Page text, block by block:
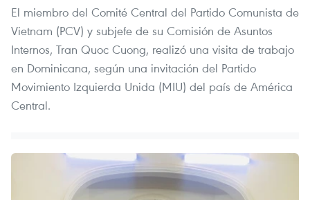
El miembro del Comité Central del Partido Comunista de
Vietnam (PCV) y subjefe de su Comisión de Asuntos
Internos, Tran Quoc Cuong, realizó una visita de trabajo
en Dominicana, según una invitación del Partido
Movimiento Izquierda Unida (MIU) del país de América
Central.